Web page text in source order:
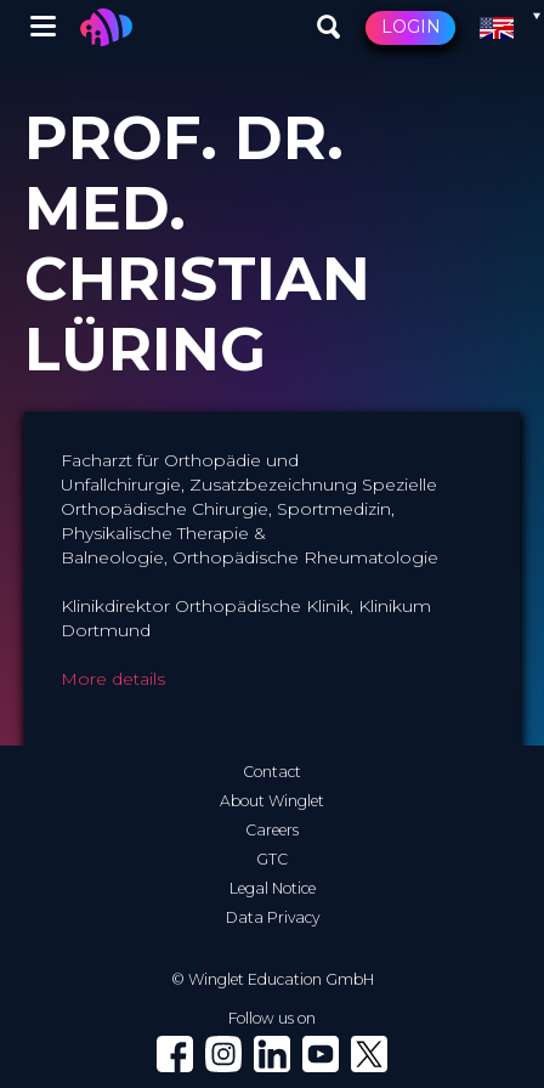
main
content
Winglet LOGIN
PROF. DR.
MED.
CHRISTIAN
LÜRING
Facharzt für Orthopädie und
Unfallchirurgie, Zusatzbezeichnung Spezielle
Orthopädische Chirurgie, Sportmedizin,
Physikalische Therapie &
Balneologie, Orthopädische Rheumatologie
Klinikdirektor Orthopädische Klinik, Klinikum
Dortmund
More details
© Winglet Education GmbH
Contact
About Winglet
Careers
GTC
Legal Notice
Data Privacy
Follow us on
Winglet on Facebook
Winglet on Instagram
Winglet on LinkedIn
Winglet on YouTube
Winglet on X (Twitter)